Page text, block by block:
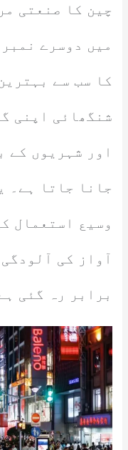
چین کا صنعتی
میں دوسرے
کا سب سے
شنگھائی اپنی
اور شہریوں کے
جانا جاتا ہے۔
وسیع استعمال
آواز کی
برابر رہ گئی